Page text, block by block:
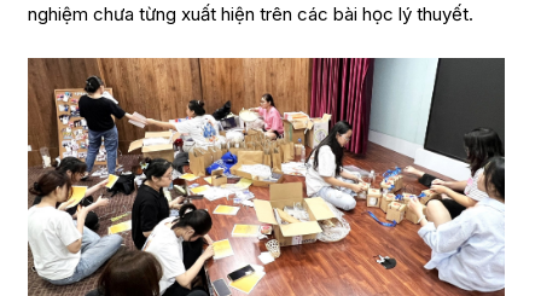
nghiệm chưa từng xuất hiện trên các bài học lý thuyết.